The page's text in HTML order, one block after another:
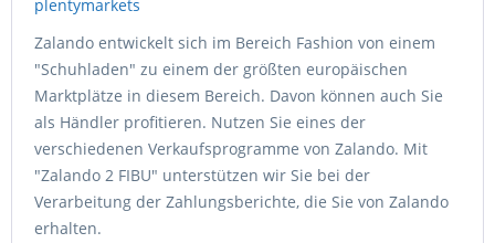
Zalando entwickelt sich im Bereich Fashion von einem
"Schuhladen" zu einem der größten europäischen
Marktplätze in diesem Bereich. Davon können auch Sie
als Händler profitieren. Nutzen Sie eines der
verschiedenen Verkaufsprogramme von Zalando. Mit
"Zalando 2 FIBU" unterstützen wir Sie bei der
Verarbeitung der Zahlungsberichte, die Sie von Zalando
erhalten.